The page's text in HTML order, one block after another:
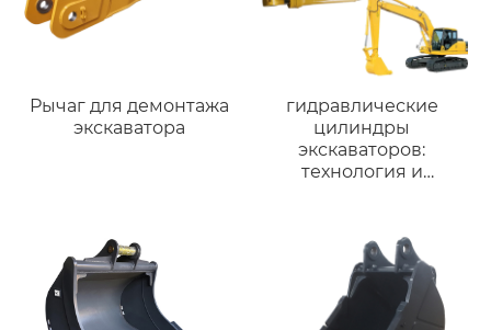
Рычаг для демонтажа
экскаватора
гидравлические
цилиндры
экскаваторов:
технология и